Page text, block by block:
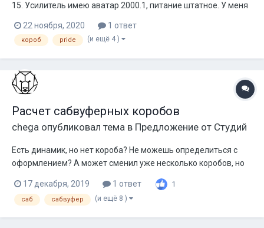
15. Усилитель имею аватар 2000.1, питание штатное. У меня
вытащить как можно больше звукового давления с такой
связки? Объем делать больше чтобы разгрузить динамики и
дать им хода, либо наобор...
22 ноября, 2020 1 ответ
короб pride (и ещё 4 )
Расчет сабвуферных коробов
chega опубликовал тема в Предложение от Студий
Есть динамик, но нет короба? Не можешь определиться с
оформлением? А может сменил уже несколько коробов, но
решение! Расчет коробов для сабвуферов под ваши
музыкальные предпочтения, под ваш автомобиль и под
17 декабря, 2019 1 ответ 1
саб сабвуфер (и ещё 8 )